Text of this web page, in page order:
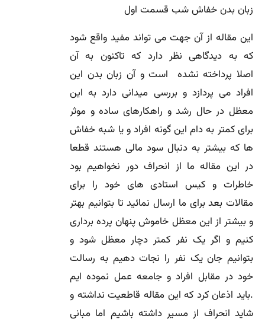
زبان بدن خفاش شب قسمت اول
این مقاله از آن جهت می تواند مفید واقع شود
که به دیدگاهی نظر دارد که تاکنون به آن
اصلا پرداخته نشده است و آن زبان بدن این
افراد می پردازد و بررسی میدانی دارد به این
معظل در حال رشد و راهکارهای ساده و موثر
برای کمتر به دام این گونه افراد و یا شبه خفاش
ها که بیشتر به دنبال سود مالی هستند قطعا
در این مقاله ما از انحراف دور نخواهیم بود
خاطرات و کیس استادی های خود را برای
مقالات بعد برای ما ارسال نمائید تا بتوانیم بهتر
و بیشتر از این معظل خاموش پنهان پرده برداری
کنیم و اگر یک نفر کمتر دچار معظل شود و
بتوانیم جان یک نفر را نجات دهیم به رسالت
خود در مقابل افراد و جامعه عمل نموده ایم
.باید اذعان کرد که این مقاله قاطعیت نداشته و
شاید انحراف از مسیر داشته باشیم اما مبانی